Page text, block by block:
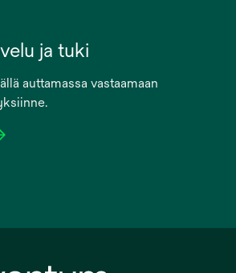
ja tuki
auttamassa vastaamaan